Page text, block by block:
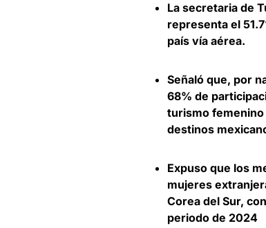
La secretaria de
representa el
país vía aérea.
Señaló que, por
68% de
turismo
destinos
Expuso que los
mujeres
Corea del Sur,
periodo de 2024